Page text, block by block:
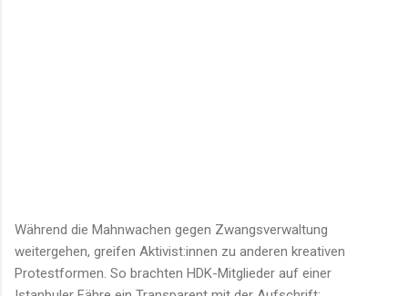
Während die Mahnwachen gegen Zwangsverwaltung
weitergehen, greifen Aktivist:innen zu anderen kreativen
Protestformen. So brachten HDK-Mitglieder auf einer